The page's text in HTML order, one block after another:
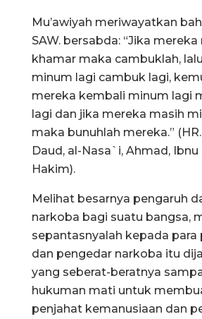
Mu’awiyah meriwayatkan
SAW. bersabda: “Jika
khamar maka cambuklah,
minum lagi cambuk lagi,
mereka kembali minum lagi
lagi dan jika mereka masih
maka bunuhlah mereka.”
Daud, al-Nasa`i, Ahmad, Ibnu
Hakim).
Melihat besarnya pengaruh
narkoba bagi suatu bangsa,
sepantasnyalah kepada para
dan pengedar narkoba itu
yang seberat-beratnya
hukuman mati untuk
penjahat kemanusiaan dan